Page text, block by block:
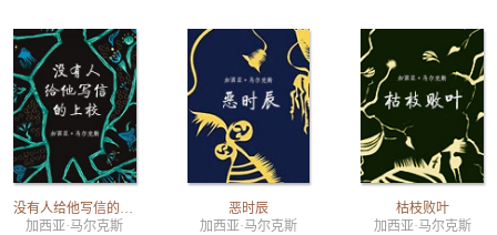
没有人给他写信的上校
加西亚·马尔克斯
恶时辰
加西亚·马尔克斯
枯枝败叶
加西亚·马尔克斯